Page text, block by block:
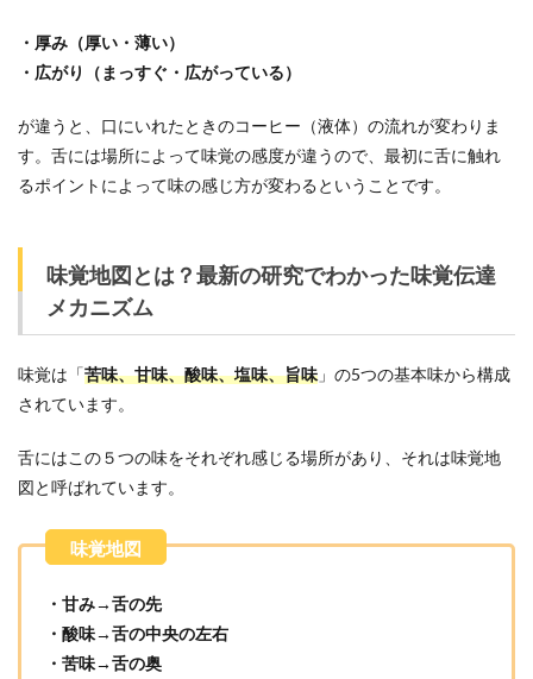
・厚み（厚い・薄い）
・広がり（まっすぐ・広がっている）
が違うと、口にいれたときのコーヒー（液体）の流れが変わりま
す。舌には場所によって味覚の感度が違うので、最初に舌に触れ
るポイントによって味の感じ方が変わるということです。
味覚地図とは？最新の研究でわかった味覚伝達
メカニズム
味覚は「苦味、甘味、酸味、塩味、旨味 」の5つの基本味から構成
されています。
舌にはこの５つの味をそれぞれ感じる場所があり、それは味覚地
図と呼ばれています。
・甘み→舌の先
・酸味→舌の中央の左右
・苦味→舌の奥